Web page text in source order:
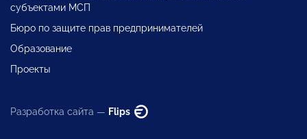
субъектами МСП
Бюро по защите прав предпринимателей
Образование
Проекты
Разработка сайта — Flips